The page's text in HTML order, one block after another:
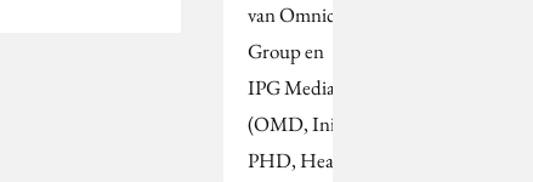
van Omnicom Media
Group en
IPG Mediabrands
(OMD, Initiative, UM,
PHD, Hearts & Science